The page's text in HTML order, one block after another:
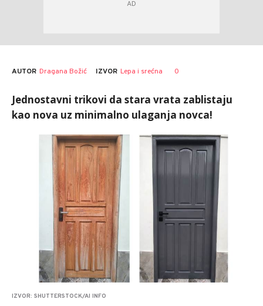
AUTOR Dragana Božić IZVOR Lepa i srećna 0
Jednostavni trikovi da stara vrata zablistaju
kao nova uz minimalno ulaganja novca!
IZVOR: SHUTTERSTOCK/AI INFO